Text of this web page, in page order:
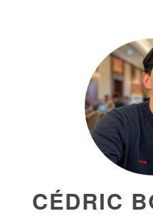
CÉDRIC